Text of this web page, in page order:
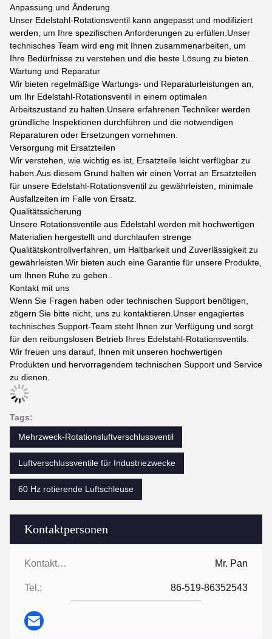
Kontaktpersonen
Kontaktpersonen: Mr. Pan
Tel.: 86-519-86352543
Anpassung und Änderung
Unser Edelstahl-Rotationsventil kann angepasst und modifiziert
werden, um Ihre spezifischen Anforderungen zu erfüllen.Unser
technisches Team wird eng mit Ihnen zusammenarbeiten, um
Ihre Bedürfnisse zu verstehen und die beste Lösung zu bieten..
Wartung und Reparatur
Wir bieten regelmäßige Wartungs- und Reparaturleistungen an,
um Ihr Edelstahl-Rotationsventil in einem optimalen
Arbeitszustand zu halten.Unsere erfahrenen Techniker werden
gründliche Inspektionen durchführen und die notwendigen
Reparaturen oder Ersetzungen vornehmen.
Versorgung mit Ersatzteilen
Wir verstehen, wie wichtig es ist, Ersatzteile leicht verfügbar zu
haben.Aus diesem Grund halten wir einen Vorrat an Ersatzteilen
für unsere Edelstahl-Rotationsventil zu gewährleisten, minimale
Ausfallzeiten im Falle von Ersatz.
Qualitätssicherung
Unsere Rotationsventile aus Edelstahl werden mit hochwertigen
Materialien hergestellt und durchlaufen strenge
Qualitätskontrollverfahren, um Haltbarkeit und Zuverlässigkeit zu
gewährleisten.Wir bieten auch eine Garantie für unsere Produkte,
um Ihnen Ruhe zu geben..
Kontakt mit uns
Wenn Sie Fragen haben oder technischen Support benötigen,
zögern Sie bitte nicht, uns zu kontaktieren.Unser engagiertes
technisches Support-Team steht Ihnen zur Verfügung und sorgt
für den reibungslosen Betrieb Ihres Edelstahl-Rotationsventils.
Wir freuen uns darauf, Ihnen mit unseren hochwertigen
Produkten und hervorragendem technischen Support und Service
zu dienen.
Tags:
Mehrzweck-Rotationsluftverschlussventil
Luftverschlussventile für Industriezwecke
60 Hz rotierende Luftschleuse